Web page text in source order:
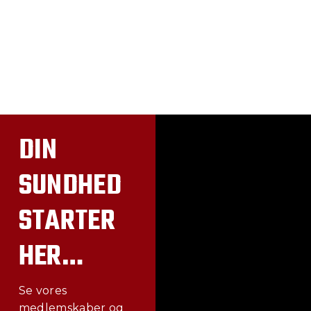
DIN
SUNDHED
STARTER
HER…
Se vores
medlemskaber og